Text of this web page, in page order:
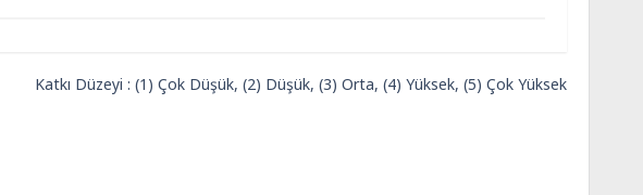
Katkı Düzeyi : (1) Çok Düşük, (2) Düşük, (3) Orta, (4) Yüksek, (5) Çok Yüksek